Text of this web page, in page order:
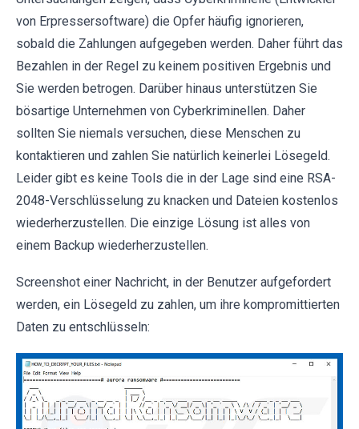
von Erpressersoftware) die Opfer häufig ignorieren,
sobald die Zahlungen aufgegeben werden. Daher führt das
Bezahlen in der Regel zu keinem positiven Ergebnis und
Sie werden betrogen. Darüber hinaus unterstützen Sie
bösartige Unternehmen von Cyberkriminellen. Daher
sollten Sie niemals versuchen, diese Menschen zu
kontaktieren und zahlen Sie natürlich keinerlei Lösegeld.
Leider gibt es keine Tools die in der Lage sind eine RSA-
2048-Verschlüsselung zu knacken und Dateien kostenlos
wiederherzustellen. Die einzige Lösung ist alles von
einem Backup wiederherzustellen.
Screenshot einer Nachricht, in der Benutzer aufgefordert
werden, ein Lösegeld zu zahlen, um ihre kompromittierten
Daten zu entschlüsseln: